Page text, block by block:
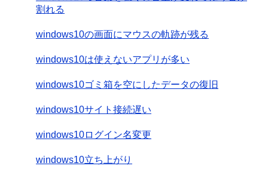
割れる
windows10の画面にマウスの軌跡が残る
windows10は使えないアプリが多い
windows10ゴミ箱を空にしたデータの復旧
windows10サイト接続遅い
windows10ログイン名変更
windows10立ち上がり